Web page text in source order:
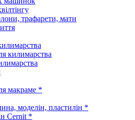
трафарети, мати
килимарства
макраме *
моделін, пластилін *
Cernit *